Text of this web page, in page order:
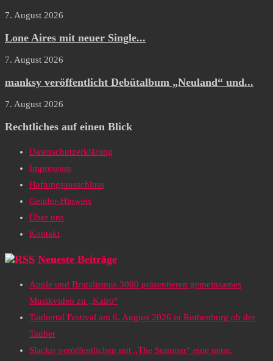
7. August 2026
Lone Aires mit neuer Single...
7. August 2026
manksy veröffentlicht Debütalbum „Neuland“ und...
7. August 2026
Rechtliches auf einen Blick
Datenschutzerklärung
Impressum
Haftungsausschluss
Gender-Hinweis
Über uns
Kontakt
Neueste Beiträge
Apple und Brutalismus 3000 präsentieren gemeinsames
Musikvideo zu „Kairo“
Taubertal Festival am 6. August 2026 in Rothenburg ob der
Tauber
Slackrr veröffentlichen mit „The Summer“ eine neue,